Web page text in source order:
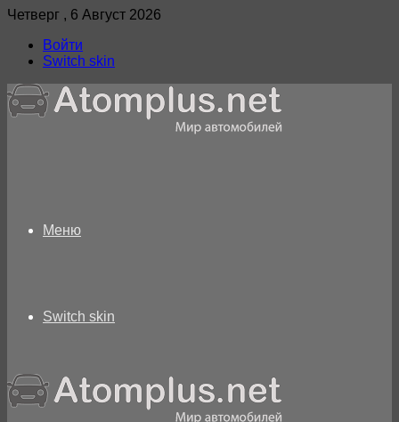
Четверг , 6 Август 2026
Войти
Switch skin
Меню
Switch skin